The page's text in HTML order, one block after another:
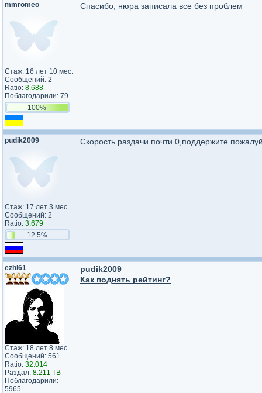
mmromeo
Стаж: 16 лет 10 мес.
Сообщений: 2
Ratio: 8.688
Поблагодарили: 79
100%
Спасибо, нюра записала все без проблем
pudik2009
Стаж: 17 лет 3 мес.
Сообщений: 2
Ratio: 3.679
12.5%
Скорость раздачи почти 0,поддержите
ezhi61
Стаж: 18 лет 8 мес.
Сообщений: 561
Ratio: 32.014
Раздал: 8.211 TB
Поблагодарили:
5965
pudik2009
Как поднять рейтинг?